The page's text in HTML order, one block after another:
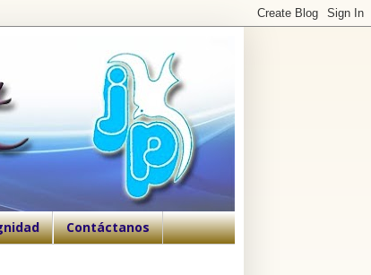
Contáctanos